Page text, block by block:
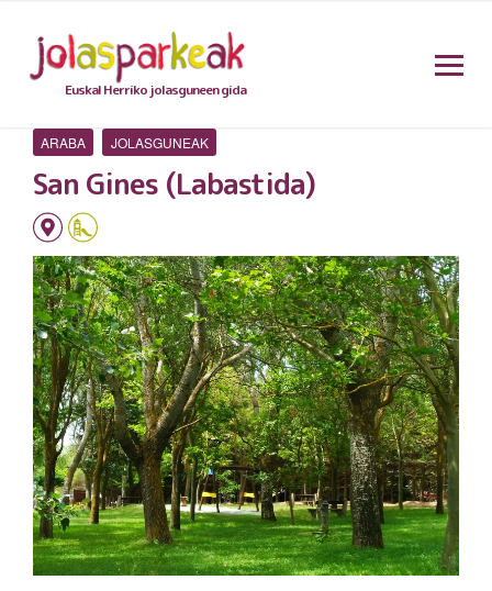
Euskal Herriko jolasguneen gida
ARABA JOLASGUNEAK
San Gines (Labastida)